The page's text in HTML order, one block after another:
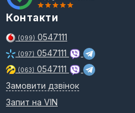
Контакти
(099) 0547111
(097) 0547111
(063) 0547111
Замовити дзвінок
Запит на VIN